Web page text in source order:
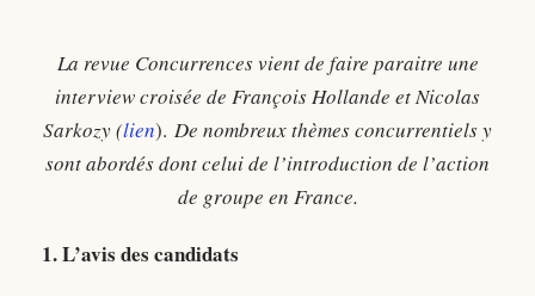
La revue Concurrences vient de faire paraitre une
interview croisée de François Hollande et Nicolas
Sarkozy (lien). De nombreux thèmes concurrentiels y
sont abordés dont celui de l’introduction de l’action
de groupe en France.
1. L’avis des candidats